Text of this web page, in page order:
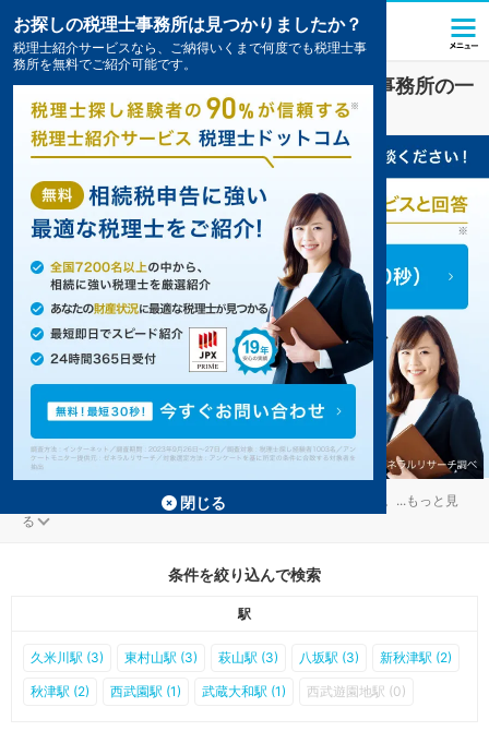
東村山で相続税対策を扱う税理士・会計事務所の一
覧2件掲載中
東村山の相続税対策を扱う税理士事務所が2件見つかりました。 ...もっと見
る
条件を絞り込んで検索
駅
久米川駅 (3) 東村山駅 (3) 萩山駅 (3) 八坂駅 (3) 新秋津駅 (2)
秋津駅 (2) 西武園駅 (1) 武蔵大和駅 (1) 西武遊園地駅 (0)
お探しの税理士事務所は見つかりましたか？
税理士紹介サービスなら、ご納得いくまで何度でも税理士事
務所を無料でご紹介可能です。
閉じる